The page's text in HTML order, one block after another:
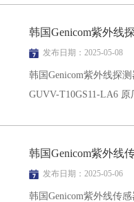
发布日期：2025-05-08
韩国Genicom紫外线探
GUVV-T10GS11-LA6 原
发布日期：2025-05-06
韩国Genicom紫外线传